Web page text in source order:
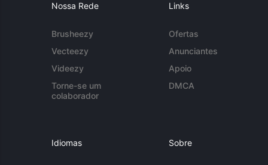
Nossa Rede
Brusheezy
Vecteezy
Videezy
Torne-se um
colaborador
Links
Ofertas
Anunciantes
Apoio
DMCA
Idiomas Sobre